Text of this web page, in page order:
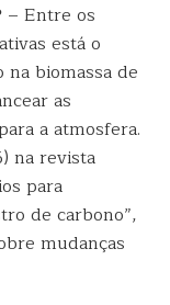
– Entre os
está o
biomassa de
as
a atmosfera.
na revista
para
de carbono”,
mudanças